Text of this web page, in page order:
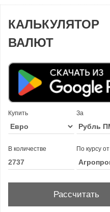
КАЛЬКУЛЯТОР
ВАЛЮТ
Купить За
В количестве По курсу от